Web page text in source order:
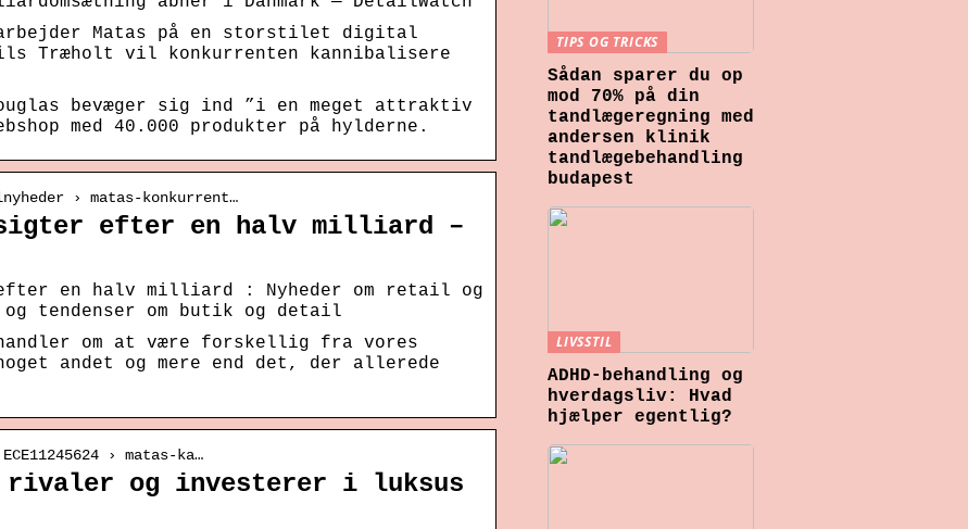
Matas på en storstilet digital
Træholt vil konkurrenten kannibalisere
bevæger sig ind ”i en meget attraktiv
med 40.000 produkter på hylderne.
› matas-konkurrent…
sigter efter en halv milliard –
en halv milliard : Nyheder om retail og
tendenser om butik og detail
om at være forskellig fra vores
andet og mere end det, der allerede
› matas-ka…
rivaler og investerer i luksus
TIPS OG TRICKS
Sådan sparer du op
mod 70% på din
tandlægeregning med
andersen klinik
tandlægebehandling
budapest
LIVSSTIL
ADHD-behandling og
hverdagsliv: Hvad
hjælper egentlig?